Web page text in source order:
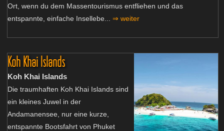
Ort, wenn du dem Massentourismus entfliehen und das
entspannte, einfache Insellebe... ⇒ weiter
Koh Khai Islands
Koh Khai Islands
Die traumhaften Koh Khai Islands sind
ein kleines Juwel in der
Andamanensee, nur eine kurze,
entspannte Bootsfahrt von Phuket